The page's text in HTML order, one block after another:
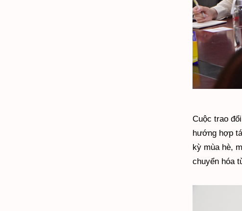
Cuộc trao
hướng hợp
kỳ mùa hè,
chuyển hóa